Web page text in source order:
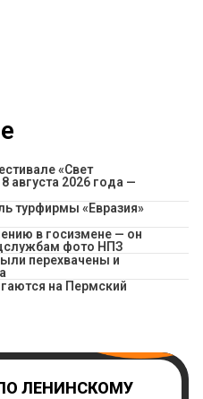
«Свет
августа 2026 года —
турфирмы «Евразия»
в госизмене — он
фото НПЗ
перехвачены и
на Пермский
ЛЕНИНСКОМУ